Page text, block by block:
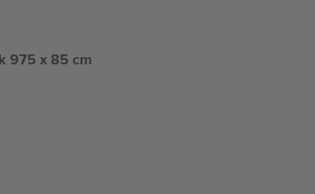
975 x 85 cm